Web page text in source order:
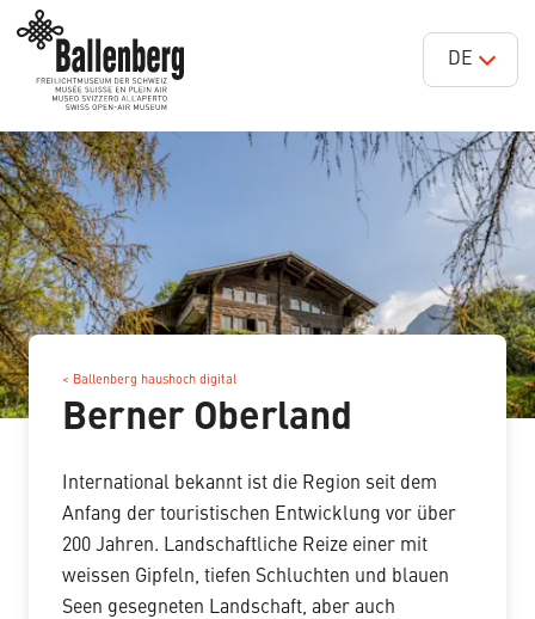
DE
< Ballenberg haushoch digital
Berner Oberland
International bekannt ist die Region seit dem
Anfang der touristischen Entwicklung vor über
200 Jahren. Landschaftliche Reize einer mit
weissen Gipfeln, tiefen Schluchten und blauen
Seen gesegneten Landschaft, aber auch